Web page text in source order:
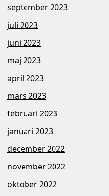
september 2023
juli 2023
juni 2023
maj 2023
april 2023
mars 2023
februari 2023
januari 2023
december 2022
november 2022
oktober 2022